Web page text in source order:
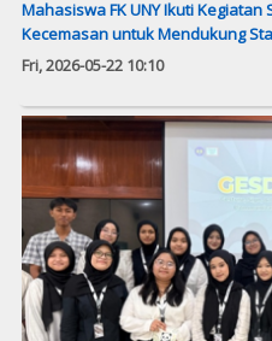
Mahasiswa FK UNY Ikuti
Kecemasan untuk Mendukung
Fri, 2026-05-22 10:10